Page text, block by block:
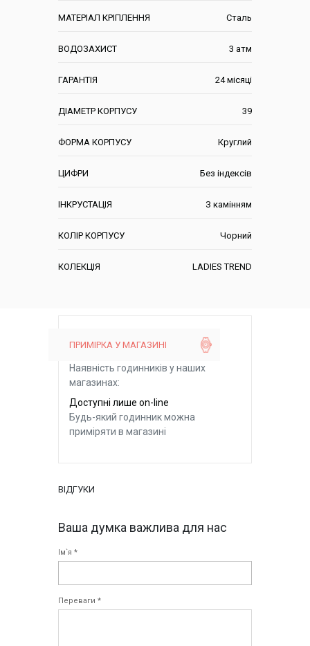
МАТЕРІАЛ КРІПЛЕННЯ Сталь
ВОДОЗАХИСТ 3 атм
ГАРАНТІЯ 24 місяці
ДІАМЕТР КОРПУСУ 39
ФОРМА КОРПУСУ Круглий
ЦИФРИ Без індексів
ІНКРУСТАЦІЯ З камінням
КОЛІР КОРПУСУ Чорний
КОЛЕКЦІЯ LADIES TREND
ПРИМІРКА У МАГАЗИНІ
Наявність годинників у наших
магазинах:
Доступні лише on-line
Будь-який годинник можна
приміряти в магазині
ВІДГУКИ
Ваша думка важлива для нас
Ім`я *
Переваги *